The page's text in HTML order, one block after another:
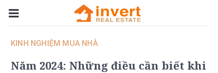
KINH NGHIỆM MUA NHÀ
Năm 2024: Những điều cần biết khi